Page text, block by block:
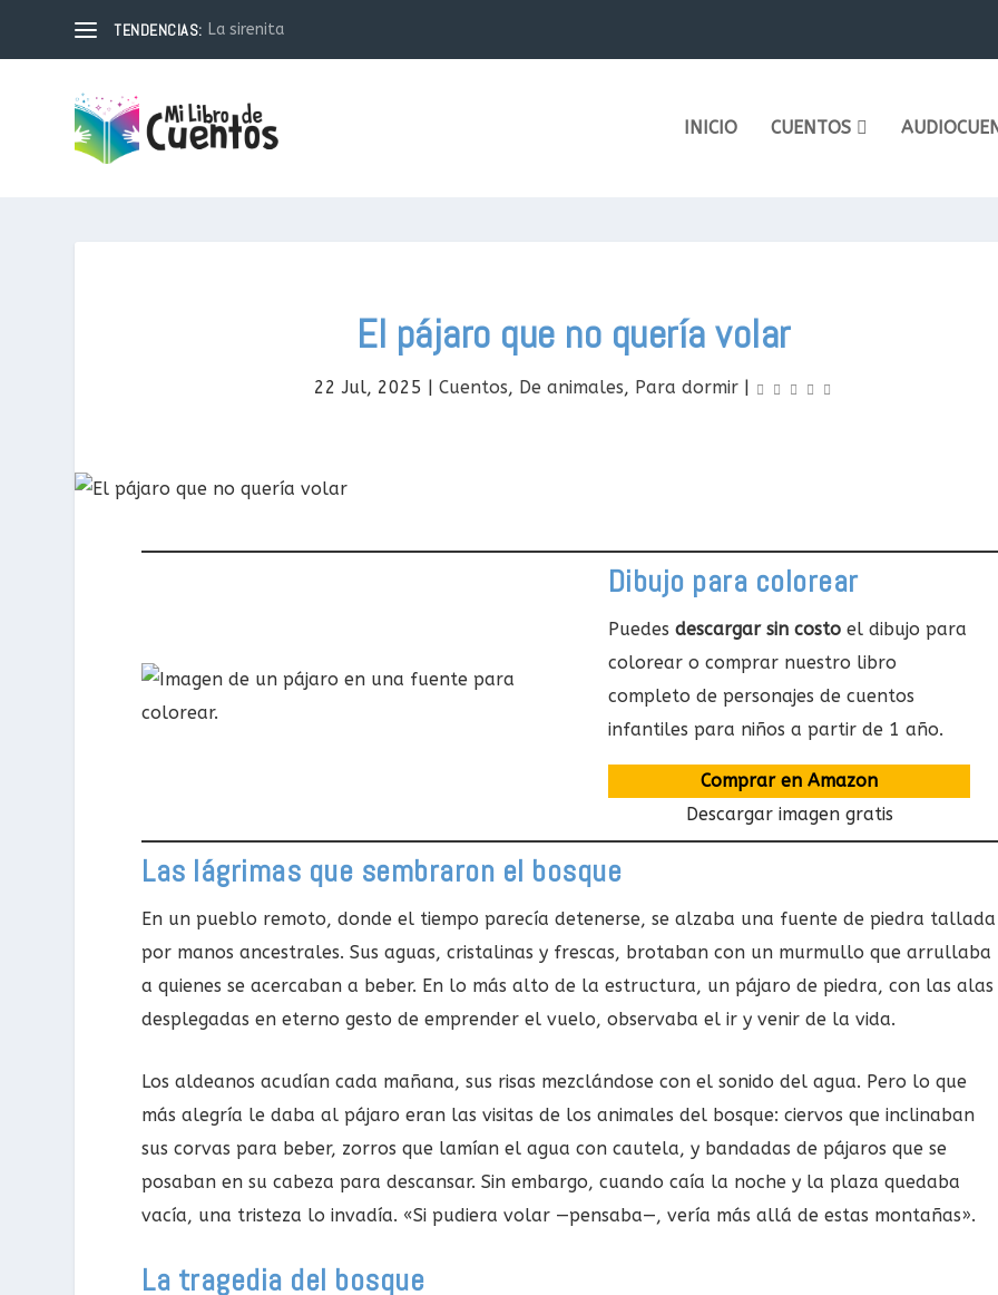
TENDENCIAS: El Amigo Generoso: Una historia sobre la importancia de...
INICIO CUENTOS
El pájaro que no quería volar
22 Jul, 2025 | Cuentos, De animales, Para dormir|
Dibujo para colorear
Puedes descargar sin costoel dibujo para
colorear o comprar nuestro libro
completo de personajes de cuentos
infantiles para niños a partir de 1 año.
Comprar en Amazon
Descargar imagen gratis
Las lágrimas que sembraron el bosque
En un pueblo remoto, donde el tiempo parecía detenerse, se alzaba una fuente de piedra tallada
por manos ancestrales. Sus aguas, cristalinas y frescas, brotaban con un murmullo que arrullaba
a quienes se acercaban a beber. En lo más alto de la estructura, un pájaro de piedra, con las alas
desplegadas en eterno gesto de emprender el vuelo, observaba el ir y venir de la vida.
Los aldeanos acudían cada mañana, sus risas mezclándose con el sonido del agua. Pero lo que
más alegría le daba al pájaro eran las visitas de los animales del bosque: ciervos que inclinaban
sus corvas para beber, zorros que lamían el agua con cautela, y bandadas de pájaros que se
posaban en su cabeza para descansar. Sin embargo, cuando caía la noche y la plaza quedaba
vacía, una tristeza lo invadía. «Si pudiera volar —pensaba—, vería más allá de estas montañas».
La tragedia del bosque